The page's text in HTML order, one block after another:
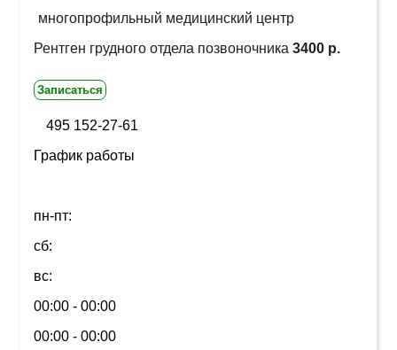
многопрофильный медицинский центр
Рентген грудного отдела позвоночника 3400 р.
Записаться
495 152-27-61
График работы
пн-пт:
сб:
вс:
00:00 - 00:00
00:00 - 00:00